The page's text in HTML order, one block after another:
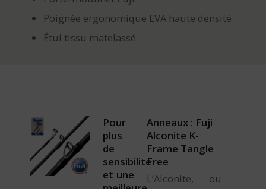
Poignée ergonomique EVA haute densité
Étui tissu matelassé
Pour
plus
de
sensibilité
et une
Anneaux : Fuji
Alconite K-
Frame Tangle
Free
L’Alconite, ou